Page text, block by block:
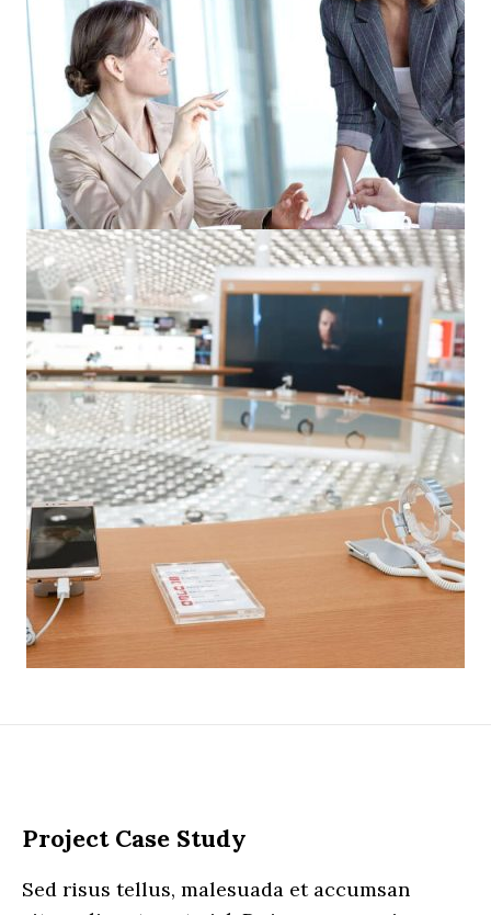
Project Case Study
Sed risus tellus, malesuada et accumsan